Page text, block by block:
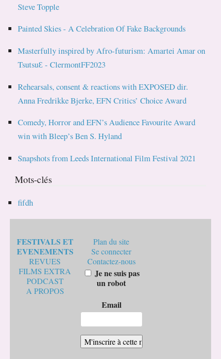
Steve Topple
Painted Skies - A Celebration Of Fake Backgrounds
Masterfully inspired by Afro-futurism: Amartei Amar on
TsutsuƐ - ClermontFF2023
Rehearsals, consent & reactions with EXPOSED dir.
Anna Fredrikke Bjerke, EFN Critics’ Choice Award
Comedy, Horror and EFN’s Audience Favourite Award
win with Bleep’s Ben S. Hyland
Snapshots from Leeds International Film Festival 2021
Mots-clés
fifdh
FESTIVALS ET
EVENEMENTS
REVUES
FILMS EXTRA
PODCAST
A PROPOS
Plan du site
Se connecter
Contactez-nous
Je ne suis pas
un robot
Email